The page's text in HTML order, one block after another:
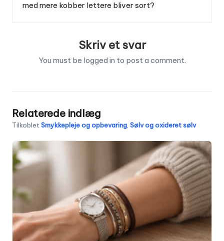
med mere kobber lettere bliver sort?
Skriv et svar
You must be logged in to post a comment.
Relaterede indlæg
Tilkoblet Smykkepleje og opbevaring Sølv og oxideret sølv